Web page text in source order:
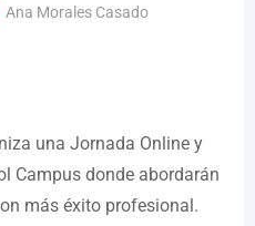
Ana Morales Casado
una Jornada Online y
Campus donde abordarán
más éxito profesional.